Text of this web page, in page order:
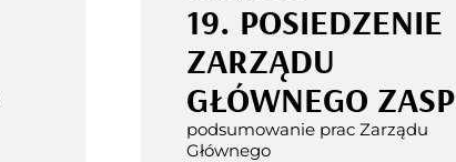
19. POSIEDZENIE
ZARZĄDU
GŁÓWNEGO ZASP
podsumowanie prac Zarządu
Głównego